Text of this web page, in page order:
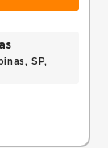
SP,